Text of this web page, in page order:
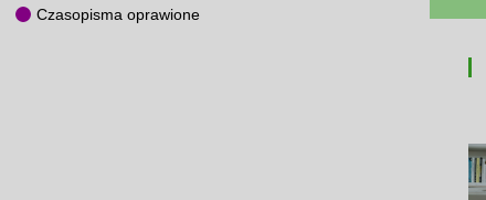
Czasopisma oprawione